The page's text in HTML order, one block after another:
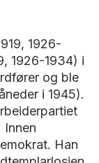
1926-
1926-1934) i
og ble
i 1945).
Innen
Han